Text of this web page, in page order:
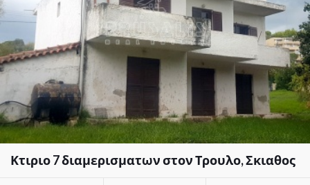
Κτιριο 7 διαμερισματων στον Τρουλο, Σκιαθος